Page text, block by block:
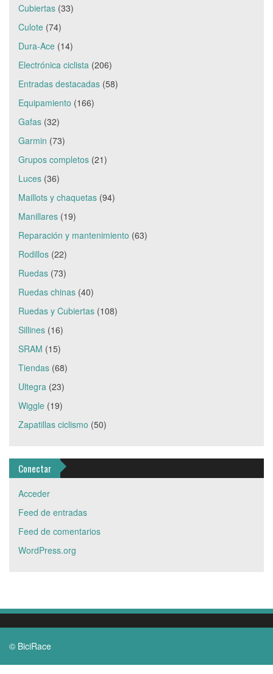
Cubiertas (33)
Culote (74)
Dura-Ace (14)
Electrónica ciclista (206)
Entradas destacadas (58)
Equipamiento (166)
Gafas (32)
Garmin (73)
Grupos completos (21)
Luces (36)
Maillots y chaquetas (94)
Manillares (19)
Reparación y mantenimiento (63)
Rodillos (22)
Ruedas (73)
Ruedas chinas (40)
Ruedas y Cubiertas (108)
Sillines (16)
SRAM (15)
Tiendas (68)
Ultegra (23)
Wiggle (19)
Zapatillas ciclismo (50)
Conectar
Acceder
Feed de entradas
Feed de comentarios
WordPress.org
© BiciRace